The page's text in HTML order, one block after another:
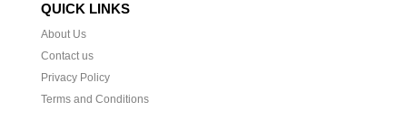
QUICK LINKS
About Us
Contact us
Privacy Policy
Terms and Conditions